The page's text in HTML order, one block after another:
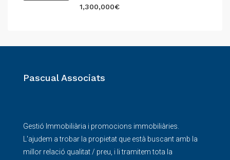
1,300,000€
Pascual Associats
Gestió Immobiliària i promocions immobiliàries.
L'ajudem a trobar la propietat que està buscant amb la
millor relació qualitat / preu, i li tramitem tota la